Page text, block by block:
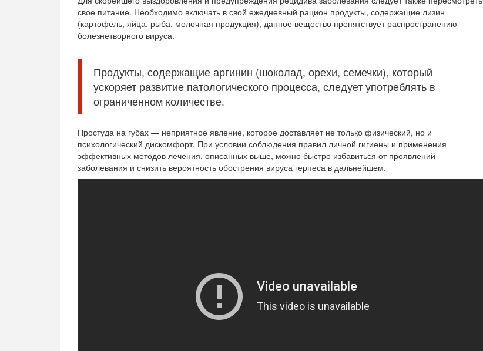
свое питание. Необходимо включать в свой ежедневный рацион продукты, содержащие лизин
(картофель, яйца, рыба, молочная продукция), данное вещество препятствует распространению
болезнетворного вируса.
Продукты, содержащие аргинин (шоколад, орехи, семечки), который
ускоряет развитие патологического процесса, следует употреблять в
ограниченном количестве.
Простуда на губах — неприятное явление, которое доставляет не только физический, но и
психологический дискомфорт. При условии соблюдения правил личной гигиены и применения
эффективных методов лечения, описанных выше, можно быстро избавиться от проявлений
заболевания и снизить вероятность обострения вируса герпеса в дальнейшем.